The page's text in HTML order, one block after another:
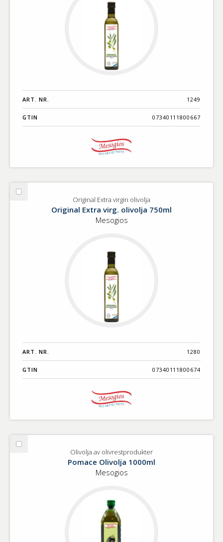
ART. NR. 1249
GTIN 07340111800667
Välj
Original Extra virgin olivolja
Original Extra virg. olivolja 750ml
Mesogios
ART. NR. 1280
GTIN 07340111800674
Välj
Olivolja av olivrestprodukter
Pomace Olivolja 1000ml
Mesogios